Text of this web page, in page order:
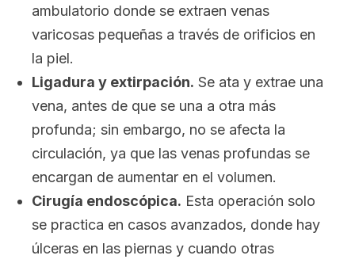
ambulatorio donde se extraen venas
varicosas pequeñas a través de orificios en
la piel.
Ligadura y extirpación. Se ata y extrae una
vena, antes de que se una a otra más
profunda; sin embargo, no se afecta la
circulación, ya que las venas profundas se
encargan de aumentar en el volumen.
Cirugía endoscópica. Esta operación solo
se practica en casos avanzados, donde hay
úlceras en las piernas y cuando otras